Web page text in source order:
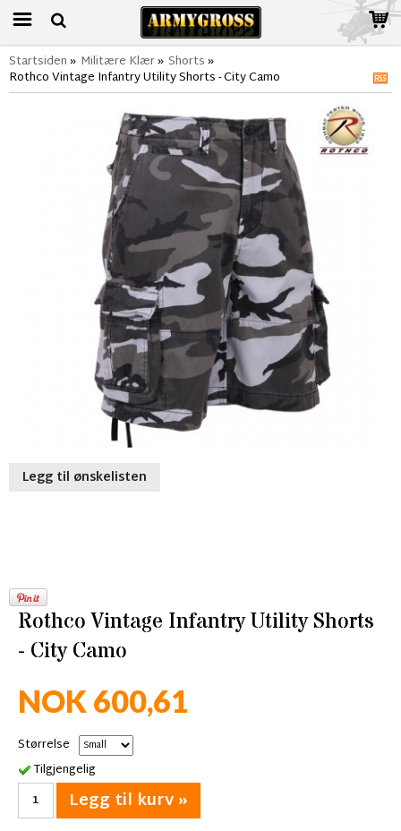
Startsiden» Militære Klær» Shorts»
Rothco Vintage Infantry Utility Shorts - City Camo
Legg til ønskelisten
Rothco Vintage Infantry Utility Shorts
- City Camo
NOK 600,61
Størrelse
Tilgjengelig
Legg til kurv »